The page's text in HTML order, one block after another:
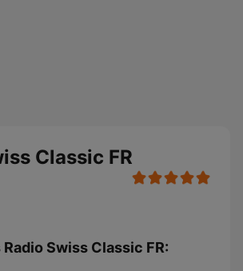
Classic FR
Swiss Classic FR: